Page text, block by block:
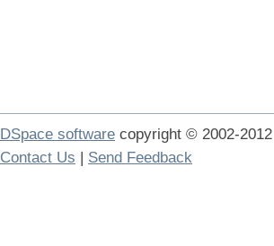
DSpace software copyright © 2002-2012
Contact Us | Send Feedback